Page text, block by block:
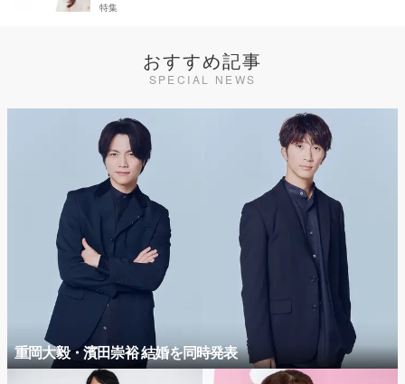
特集
おすすめ記事
SPECIAL NEWS
重岡大毅・濱田崇裕 結婚を同時発表